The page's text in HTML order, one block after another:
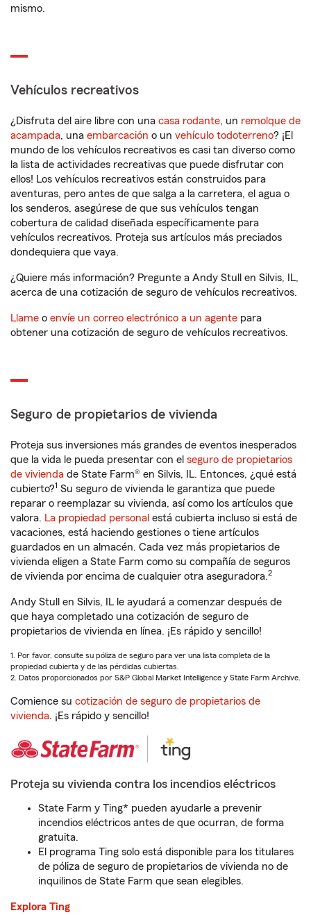
mismo.
Vehículos recreativos
¿Disfruta del aire libre con una casa rodante, un remolque de
acampada, una embarcación o un vehículo todoterreno? ¡El
mundo de los vehículos recreativos es casi tan diverso como
la lista de actividades recreativas que puede disfrutar con
ellos! Los vehículos recreativos están construidos para
aventuras, pero antes de que salga a la carretera, el agua o
los senderos, asegúrese de que sus vehículos tengan
cobertura de calidad diseñada específicamente para
vehículos recreativos. Proteja sus artículos más preciados
dondequiera que vaya.
¿Quiere más información? Pregunte a Andy Stull en Silvis, IL,
acerca de una cotización de seguro de vehículos recreativos.
Llame o envíe un correo electrónico a un agente para
obtener una cotización de seguro de vehículos recreativos.
Seguro de propietarios de vivienda
Proteja sus inversiones más grandes de eventos inesperados
que la vida le pueda presentar con el seguro de propietarios
de vivienda de State Farm® en Silvis, IL. Entonces, ¿qué está
cubierto?1 Su seguro de vivienda le garantiza que puede
reparar o reemplazar su vivienda, así como los artículos que
valora. La propiedad personal está cubierta incluso si está de
vacaciones, está haciendo gestiones o tiene artículos
guardados en un almacén. Cada vez más propietarios de
vivienda eligen a State Farm como su compañía de seguros
de vivienda por encima de cualquier otra aseguradora.2
Andy Stull en Silvis, IL le ayudará a comenzar después de
que haya completado una cotización de seguro de
propietarios de vivienda en línea. ¡Es rápido y sencillo!
1. Por favor, consulte su póliza de seguro para ver una lista completa de la
propiedad cubierta y de las pérdidas cubiertas.
2. Datos proporcionados por S&P Global Market Intelligence y State Farm Archive.
Comience su cotización de seguro de propietarios de
vivienda. ¡Es rápido y sencillo!
Proteja su vivienda contra los incendios eléctricos
State Farm y Ting* pueden ayudarle a prevenir
incendios eléctricos antes de que ocurran, de forma
gratuita.
El programa Ting solo está disponible para los titulares
de póliza de seguro de propietarios de vivienda no de
inquilinos de State Farm que sean elegibles.
Explora Ting